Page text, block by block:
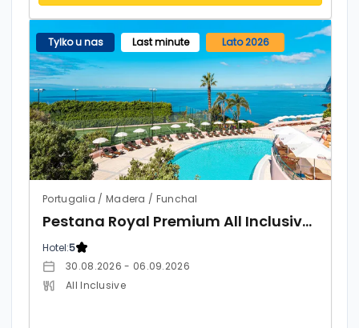
Tylko u nas Last minute Lato 2026
Portugalia / Madera / Funchal
Pestana Royal Premium All Inclusive Ocean & Spa
Hotel:5
30.08.2026 - 06.09.2026
All Inclusive